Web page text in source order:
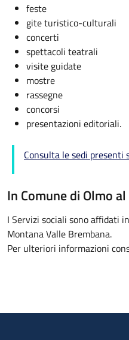
feste
gite turistico-culturali
concerti
spettacoli teatrali
visite guidate
mostre
rassegne
concorsi
presentazioni editoriali.
Consulta le sedi
In Comune di Olmo
I Servizi sociali sono affidati
Montana Valle Brembana.
Per ulteriori informazioni